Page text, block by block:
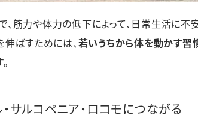
筋力や体力の低下によって、日常生活に不
伸ばすためには、若いうちから体を動かす習
サルコペニア・ロコモにつながる